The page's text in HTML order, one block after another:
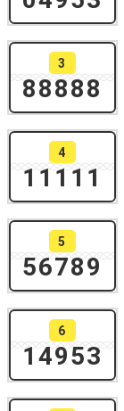
3
88888
4
11111
5
56789
6
14953